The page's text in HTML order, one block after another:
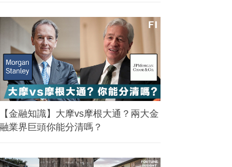
【金融知識】大摩vs摩根大通？兩大金
融業界巨頭你能分清嗎？